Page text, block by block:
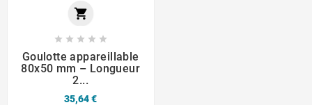

    
Goulotte appareillable
80x50 mm – Longueur
2...
35,64 €